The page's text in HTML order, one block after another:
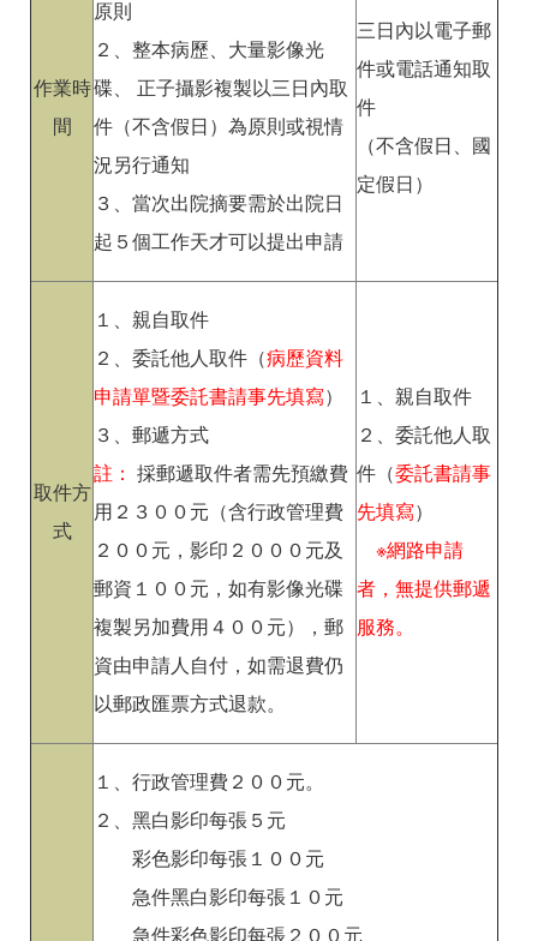
作業時
間
原則
２、整本病歷、大量影像光
碟、 正子攝影複製以三日內取
件（不含假日）為原則或視情
況另行通知
３、當次出院摘要需於出院日
起５個工作天才可以提出申請
三日內以電子郵
件或電話通知取
件
（不含假日、國
定假日）
取件方
式
１、親自取件
２、委託他人取件（病歷資料
申請單暨委託書請事先填寫）
３、郵遞方式
註：
採郵遞取件者需先預繳費
用２３００元（含行政管理費
２００元，影印２０００元及
郵資１００元，如有影像光碟
複製另加費用４００元），郵
資由申請人自付，如需退費仍
以郵政匯票方式退款。
１、親自取件
２、委託他人取
件（委託書請事
先填寫）
※網路申請
者，無提供郵遞
服務。
１、行政管理費２００元。
２、黑白影印每張５元
彩色影印每張１００元
急件黑白影印每張１０元
急件彩色影印每張２００元